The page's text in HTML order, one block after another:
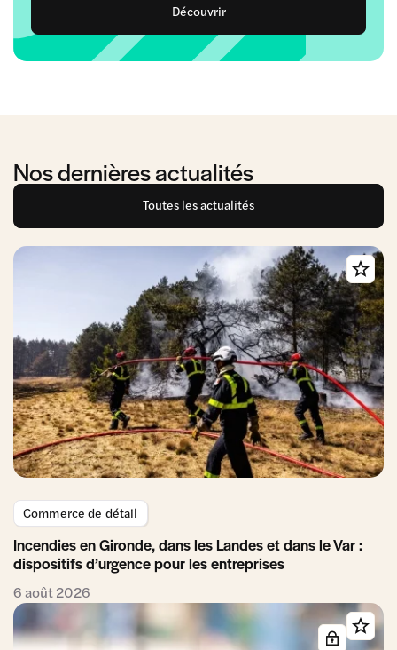
Découvrir
Nos dernières actualités
Toutes les actualités
Commerce de détail
Incendies en Gironde, dans les Landes et dans le Var :
dispositifs d’urgence pour les entreprises
6 août 2026